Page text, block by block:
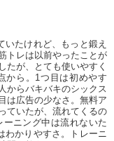
たけれど、もっと鍛え
トレは以前やったことが
たが、とても使いやすく
から。1つ目は初めやす
からバキバキのシックス
は広告の少なさ。無料ア
ていたが、流れてくるの
ニング中は流れないた
わかりやすさ。トレーニ